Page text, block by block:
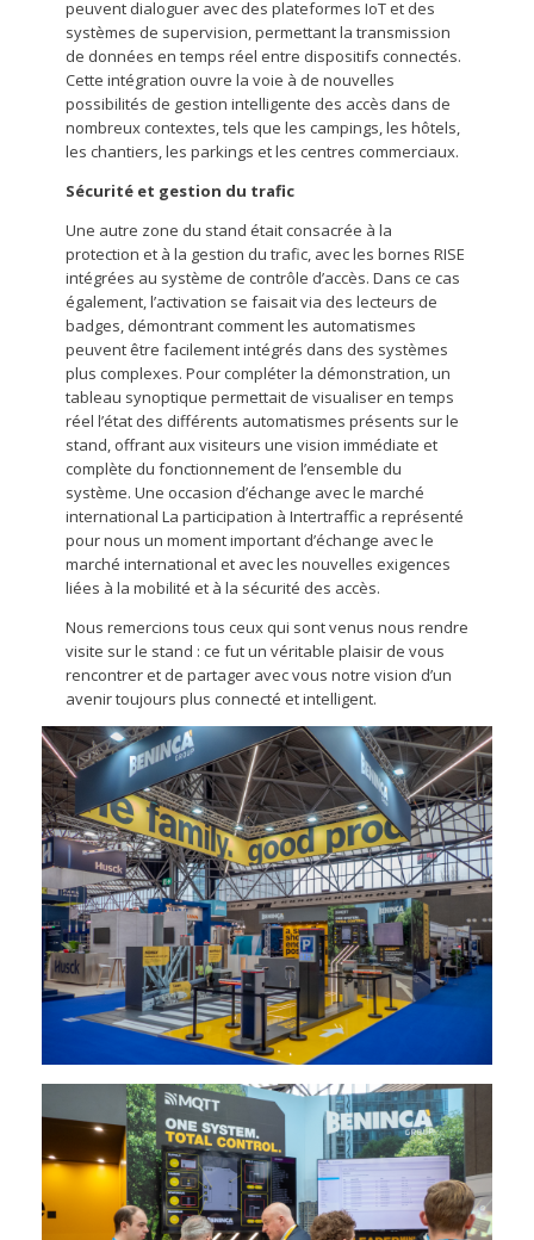
peuvent dialoguer avec des plateformes IoT et des
systèmes de supervision, permettant la transmission
de données en temps réel entre dispositifs connectés.
Cette intégration ouvre la voie à de nouvelles
possibilités de gestion intelligente des accès dans de
nombreux contextes, tels que les campings, les hôtels,
les chantiers, les parkings et les centres commerciaux.
Sécurité et gestion du trafic
Une autre zone du stand était consacrée à la
protection et à la gestion du trafic, avec les bornes RISE
intégrées au système de contrôle d’accès. Dans ce cas
également, l’activation se faisait via des lecteurs de
badges, démontrant comment les automatismes
peuvent être facilement intégrés dans des systèmes
plus complexes. Pour compléter la démonstration, un
tableau synoptique permettait de visualiser en temps
réel l’état des différents automatismes présents sur le
stand, offrant aux visiteurs une vision immédiate et
complète du fonctionnement de l’ensemble du
système. Une occasion d’échange avec le marché
international La participation à Intertraffic a représenté
pour nous un moment important d’échange avec le
marché international et avec les nouvelles exigences
liées à la mobilité et à la sécurité des accès.
Nous remercions tous ceux qui sont venus nous rendre
visite sur le stand : ce fut un véritable plaisir de vous
rencontrer et de partager avec vous notre vision d’un
avenir toujours plus connecté et intelligent.